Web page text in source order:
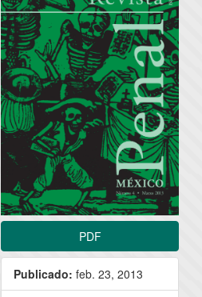
del
artículo
PDF
Publicado: feb. 23, 2013